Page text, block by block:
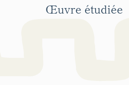
Œuvre étudiée